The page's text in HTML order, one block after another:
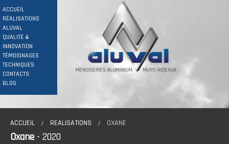
ACCUEIL
RÉALISATIONS
ALUVAL
QUALITÉ &
INNOVATION
TÉMOIGNAGES
TECHNIQUES
CONTACTS
BLOG
ACCUEIL REALISATIONS OXANE
Oxane - 2020